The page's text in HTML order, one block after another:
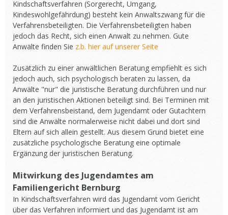
Kindschaftsverfahren (Sorgerecht, Umgang,
Kindeswohlgefährdung) besteht kein Anwaltszwang für die
Verfahrensbeteiligten. Die Verfahrensbeteiligten haben
jedoch das Recht, sich einen Anwalt zu nehmen. Gute
Anwälte finden Sie z.b. hier auf unserer Seite
Zusätzlich zu einer anwältlichen Beratung empfiehlt es sich
jedoch auch, sich psychologisch beraten zu lassen, da
Anwälte "nur" die juristische Beratung durchführen und nur
an den juristischen Aktionen beteiligt sind. Bei Terminen mit
dem Verfahrensbeistand, dem Jugendamt oder Gutachtern
sind die Anwälte normalerweise nicht dabei und dort sind
Eltern auf sich allein gestellt. Aus diesem Grund bietet eine
zusätzliche psychologische Beratung eine optimale
Ergänzung der juristischen Beratung.
Mitwirkung des Jugendamtes am
Familiengericht Bernburg
In Kindschaftsverfahren wird das Jugendamt vom Gericht
über das Verfahren informiert und das Jugendamt ist am